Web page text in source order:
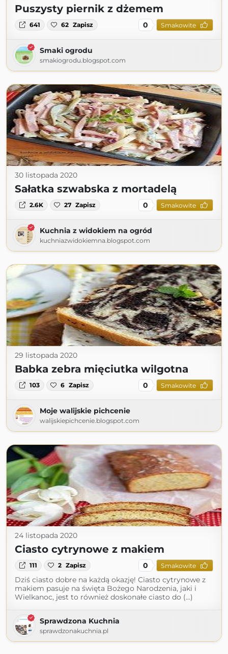
Puszysty piernik z dżemem
641 62 Zapisz 0 Smakowite
Smaki ogrodu
smakiogrodu.blogspot.com
30 listopada 2020
Sałatka szwabska z mortadelą
2.6K 27 Zapisz 0 Smakowite
Kuchnia z widokiem na ogród
kuchniazwidokiemna.blogspot.com
29 listopada 2020
Babka zebra mięciutka wilgotna
103 6 Zapisz 0 Smakowite
Moje walijskie pichcenie
walijskiepichcenie.blogspot.com
24 listopada 2020
Ciasto cytrynowe z makiem
111 2 Zapisz 0 Smakowite
Dziś ciasto dobre na każdą okazję! Ciasto cytrynowe z
makiem pasuje na święta Bożego Narodzenia, jaki i
Wielkanoc, jest to również doskonałe ciasto do (...)
Sprawdzona Kuchnia
sprawdzonakuchnia.pl